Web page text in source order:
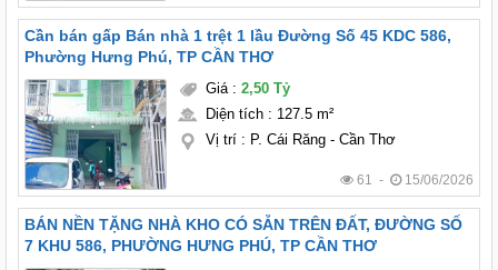
Cần bán gấp Bán nhà 1 trệt 1 lầu Đường Số 45 KDC 586,
Phường Hưng Phú, TP CẦN THƠ
Giá: 2,50 Tỷ
Diện tích: 127.5 m²
Vị trí: P. Cái Răng - Cần Thơ
61 - 15/06/2026
BÁN NỀN TẶNG NHÀ KHO CÓ SẴN TRÊN ĐẤT, ĐƯỜNG SỐ
7 KHU 586, PHƯỜNG HƯNG PHÚ, TP CẦN THƠ